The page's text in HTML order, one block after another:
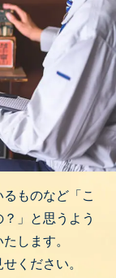
ものなど「こ
」と思うよう
します。
ください。